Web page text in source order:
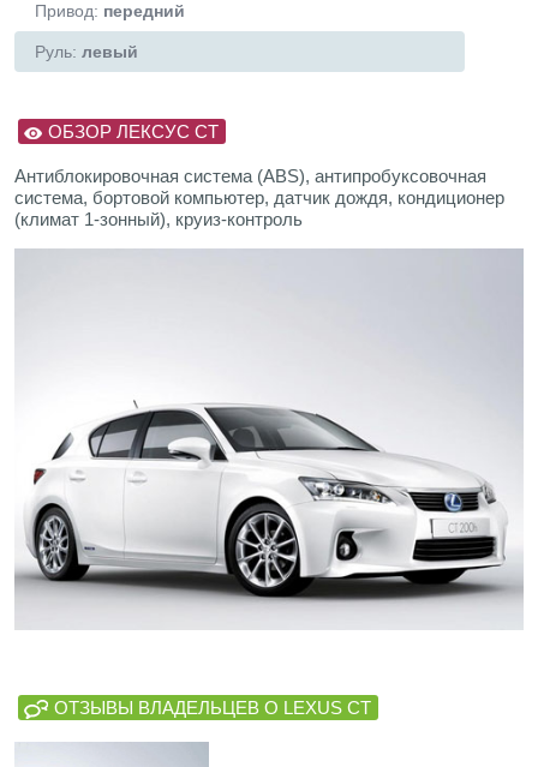
Привод: передний
Руль: левый
ОБЗОР ЛЕКСУС СТ
Антиблокировочная система (ABS), антипробуксовочная
система, бортовой компьютер, датчик дождя, кондиционер
(климат 1-зонный), круиз-контроль
ОТЗЫВЫ ВЛАДЕЛЬЦЕВ О LEXUS CT